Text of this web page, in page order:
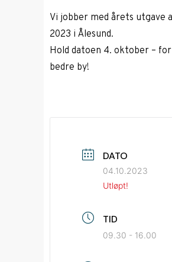
Vi jobber med årets utgave
2023 i Ålesund.
Hold datoen 4. oktober – for
bedre by!
DATO
04.10.2023
Utløpt!
TID
09.30 - 16.00